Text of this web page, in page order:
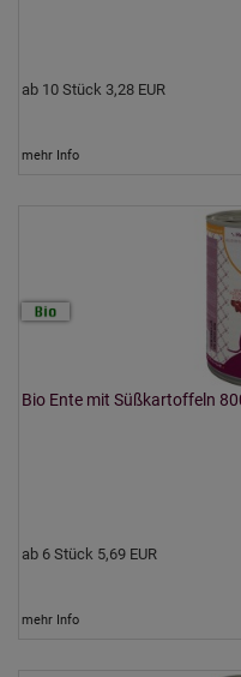
ab 10 Stück 3,28 EUR
mehr Info
Bio Ente mit Süßkartoffeln
ab 6 Stück 5,69 EUR
mehr Info